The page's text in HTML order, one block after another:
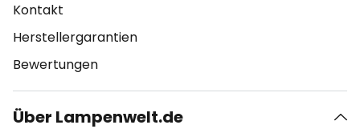
Kontakt
Herstellergarantien
Bewertungen
Über Lampenwelt.de